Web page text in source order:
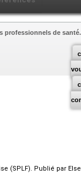
professionnels de santé.
(SPLF). Publié par